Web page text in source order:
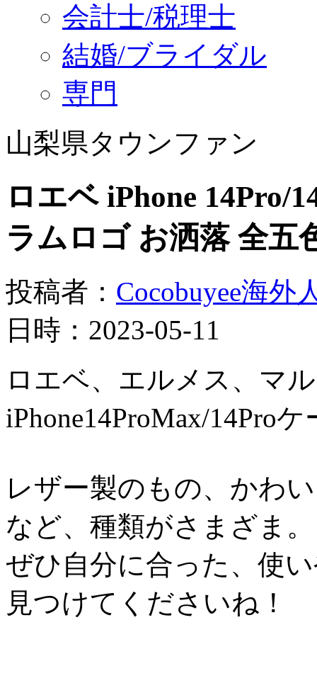
会計士/税理士
結婚/ブライダル
専門
山梨県タウンファン
ロエベ iPhone 14Pro/
ラムロゴ お洒落 全五
投稿者： Cocobuyee海
日時：2023-05-11
ロエベ、エルメス、マ
iPhone14ProMax/14Pro
レザー製のもの、かわ
など、種類がさまざま。
ぜひ自分に合った、使
見つけてくださいね！